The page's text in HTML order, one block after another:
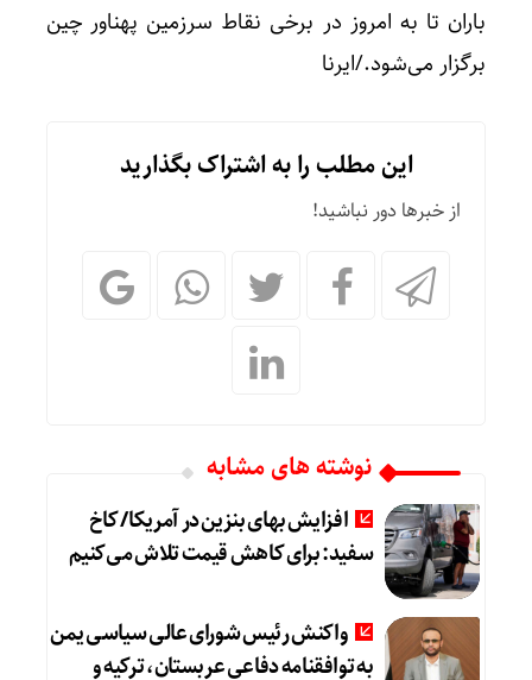
باران تا به امروز در برخی نقاط سرزمین پهناور چین
برگزار می‌شود./ایرنا
این مطلب را به اشتراک بگذارید
از خبرها دور نباشید!
نوشته های مشابه
افزایش بهای بنزین در آمریکا/ کاخ
سفید: برای کاهش قیمت تلاش می‌کنیم
واکنش رئیس شورای عالی سیاسی یمن
به توافقنامه دفاعی عربستان، ترکیه و